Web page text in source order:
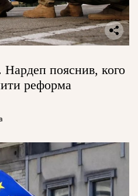
Нардеп пояснив, кого
реформа